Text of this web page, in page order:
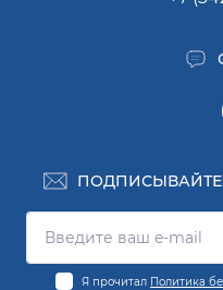
Я прочитал Политика